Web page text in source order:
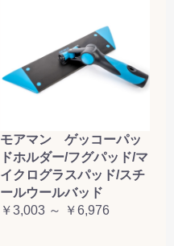
モアマン ゲッコーパッ
ドホルダー/フグパッド/マ
イクログラスパッド/スチ
ールウールバッド
￥3,003 ～ ￥6,976